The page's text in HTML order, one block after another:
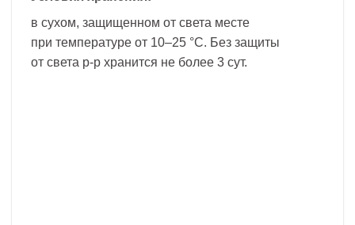
в сухом, защищенном от света месте
при температуре от 10–25 °С. Без защиты
от света р-р хранится не более 3 сут.